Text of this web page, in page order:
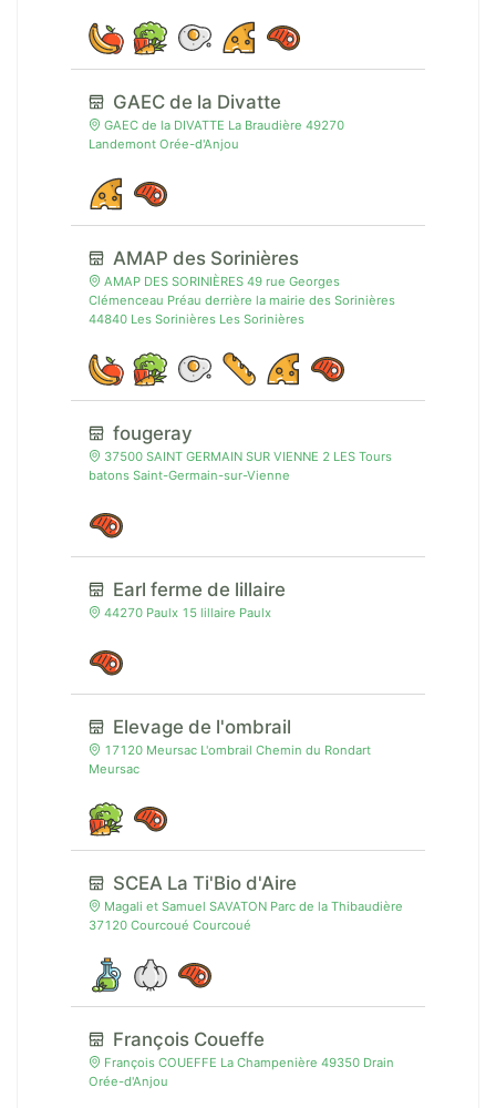
GAEC de la Divatte
GAEC de la DIVATTE La Braudière 49270
Landemont Orée-d'Anjou
AMAP des Sorinières
AMAP DES SORINIÈRES 49 rue Georges
Clémenceau Préau derrière la mairie des Sorinières
44840 Les Sorinières Les Sorinières
fougeray
37500 SAINT GERMAIN SUR VIENNE 2 LES Tours
batons Saint-Germain-sur-Vienne
Earl ferme de lillaire
44270 Paulx 15 lillaire Paulx
Elevage de l'ombrail
17120 Meursac L'ombrail Chemin du Rondart
Meursac
SCEA La Ti'Bio d'Aire
Magali et Samuel SAVATON Parc de la Thibaudière
37120 Courcoué Courcoué
François Coueffe
François COUEFFE La Champenière 49350 Drain
Orée-d'Anjou